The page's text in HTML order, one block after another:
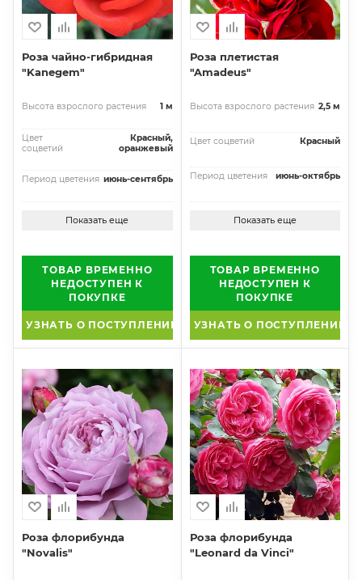
Роза чайно-гибридная
"Kanegem"
Высота взрослого растения 1 м
Цвет
соцветий
Красный,
оранжевый
Период цветения июнь-сентябрь
Показать еще
ТОВАР ВРЕМЕННО
НЕДОСТУПЕН К
ПОКУПКЕ
УЗНАТЬ О ПОСТУПЛЕНИИ
Роза плетистая
"Amadeus"
Высота взрослого растения 2,5 м
Цвет соцветий Красный
Период цветения июнь-октябрь
Показать еще
ТОВАР ВРЕМЕННО
НЕДОСТУПЕН К
ПОКУПКЕ
УЗНАТЬ О ПОСТУПЛЕНИИ
Роза флорибунда
"Novalis"
Роза флорибунда
"Leonard da Vinci"